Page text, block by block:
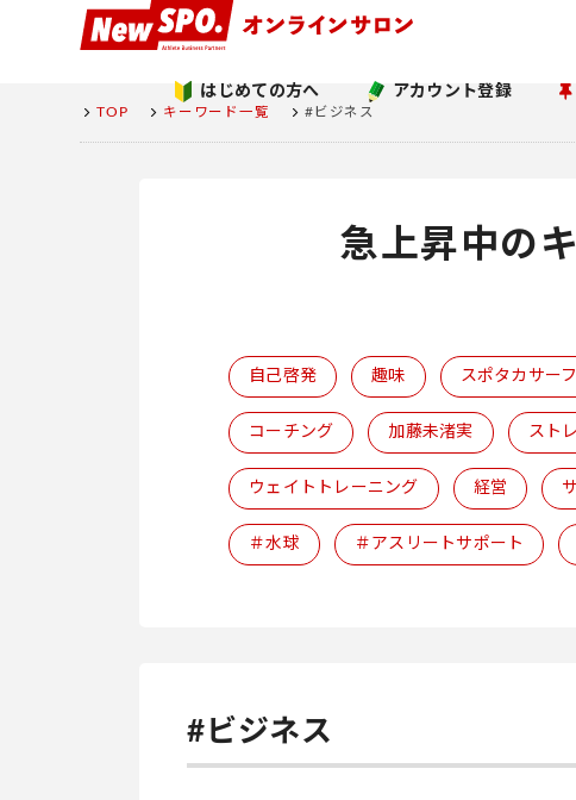
はじめての方へ アカウント登録
TOP キーワード一覧 #ビジネス
急上昇中の
自己啓発 趣味 スポタカサーフ
コーチング 加藤未渚実 スト
ウェイトトレーニング 経営
＃水球 ＃アスリートサポート
#ビジネス